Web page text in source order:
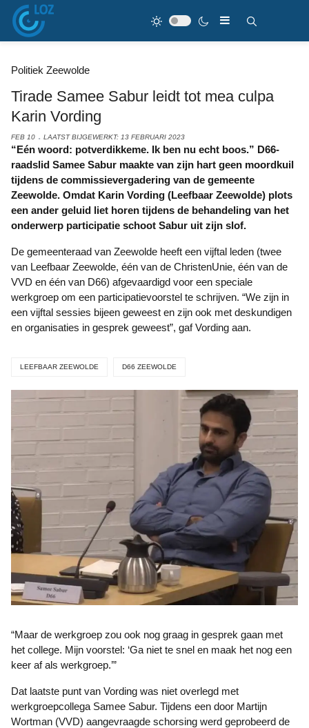
Politiek Zeewolde
Tirade Samee Sabur leidt tot mea culpa
Karin Vording
FEB 10 LAATST BIJGEWERKT: 13 FEBRUARI 2023
“Eén woord: potverdikkeme. Ik ben nu echt boos.” D66-
raadslid Samee Sabur maakte van zijn hart geen moordkuil
tijdens de commissievergadering van de gemeente
Zeewolde. Omdat Karin Vording (Leefbaar Zeewolde) plots
een ander geluid liet horen tijdens de behandeling van het
onderwerp participatie schoot Sabur uit zijn slof.
De gemeenteraad van Zeewolde heeft een vijftal leden (twee
van Leefbaar Zeewolde, één van de ChristenUnie, één van de
VVD en één van D66) afgevaardigd voor een speciale
werkgroep om een participatievoorstel te schrijven. “We zijn in
een vijftal sessies bijeen geweest en zijn ook met deskundigen
en organisaties in gesprek geweest”, gaf Vording aan.
LEEFBAAR ZEEWOLDE D66 ZEEWOLDE
“Maar de werkgroep zou ook nog graag in gesprek gaan met
het college. Mijn voorstel: ‘Ga niet te snel en maak het nog een
keer af als werkgroep.’”
Dat laatste punt van Vording was niet overlegd met
werkgroepcollega Samee Sabur. Tijdens een door Martijn
Wortman (VVD) aangevraagde schorsing werd geprobeerd de